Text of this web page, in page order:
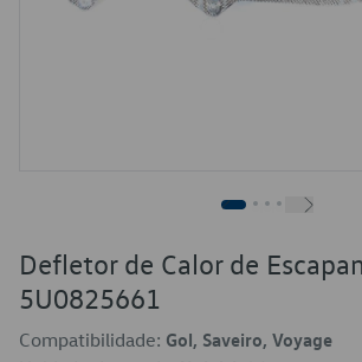
Defletor de Calor de
5U0825661
Compatibilidade: Gol, Saveiro, Voyage